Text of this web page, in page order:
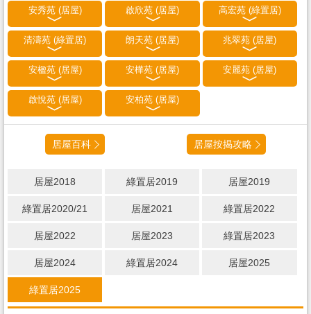
安秀苑 (居屋) 啟欣苑 (居屋) 高宏苑 (綠置居)
清濤苑 (綠置居) 朗天苑 (居屋) 兆翠苑 (居屋)
安楹苑 (居屋) 安樺苑 (居屋) 安麗苑 (居屋)
啟悅苑 (居屋) 安柏苑 (居屋)
居屋百科 居屋按揭攻略
居屋2018 綠置居2019 居屋2019
綠置居2020/21 居屋2021 綠置居2022
居屋2022 居屋2023 綠置居2023
居屋2024 綠置居2024 居屋2025
綠置居2025